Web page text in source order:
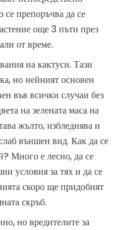
препоръчва да се
още 3 пъти през
от време.
на кактуси. Тази
но нейният основен
във всички случаи без
на зелената маса на
жълто, избледнява и
външен вид. Как да се
Много е лесно, да се
условия за тях и да се
скоро ще придобият
скръб.
но вредителите за